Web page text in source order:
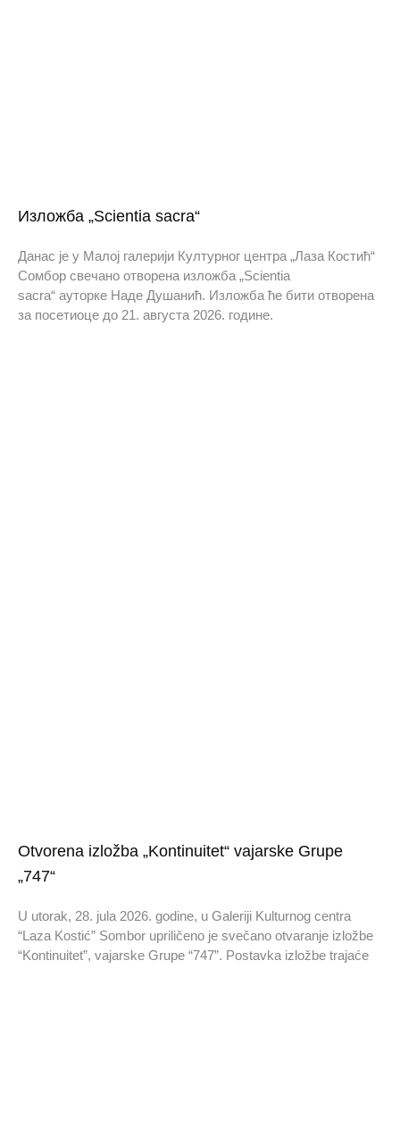
Изложба „Scientia sacra“
Данас је у Малој галерији Културног центра „Лаза Костић“
Сомбор свечано отворена изложба „Scientia
sacra“ ауторке Наде Душанић. Изложба ће бити отворена
за посетиоце до 21. августа 2026. године.
Otvorena izložba „Kontinuitet“ vajarske Grupe
„747“
U utorak, 28. jula 2026. godine, u Galeriji Kulturnog centra
“Laza Kostić” Sombor upriličeno je svečano otvaranje izložbe
“Kontinuitet”, vajarske Grupe “747”. Postavka izložbe trajaće